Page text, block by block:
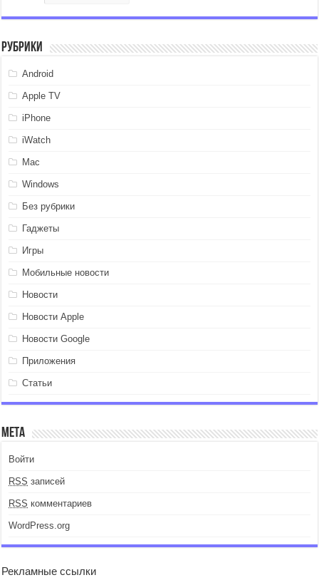
Рубрики
Android
Apple TV
iPhone
iWatch
Mac
Windows
Без рубрики
Гаджеты
Игры
Мобильные новости
Новости
Новости Apple
Новости Google
Приложения
Статьи
Мета
Войти
RSS записей
RSS комментариев
WordPress.org
Рекламные ссылки